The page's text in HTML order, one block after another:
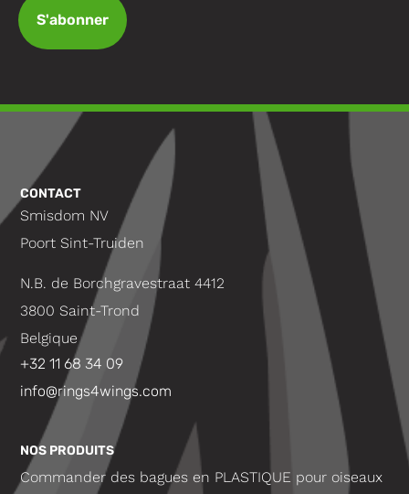
S'abonner
NOS PRODUITS
Commander des bagues en PLASTIQUE pour oiseaux
CONTACT
Smisdom NV
Poort Sint-Truiden
N.B. de Borchgravestraat 4412
3800 Saint-Trond
Belgique
+32 11 68 34 09
info@rings4wings.com